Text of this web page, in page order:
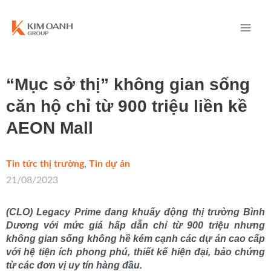
“Mục sở thị” không gian sống
căn hộ chỉ từ 900 triệu liền kề
AEON Mall
Tin tức thị trường, Tin dự án
21/08/2023
(CLO) Legacy Prime đang khuấy động thị trường Bình
Dương với mức giá hấp dẫn chỉ từ 900 triệu nhưng
không gian sống không hề kém cạnh các dự án cao cấp
với hệ tiện ích phong phú, thiết kế hiện đại, bảo chứng
từ các đơn vị uy tín hàng đầu.